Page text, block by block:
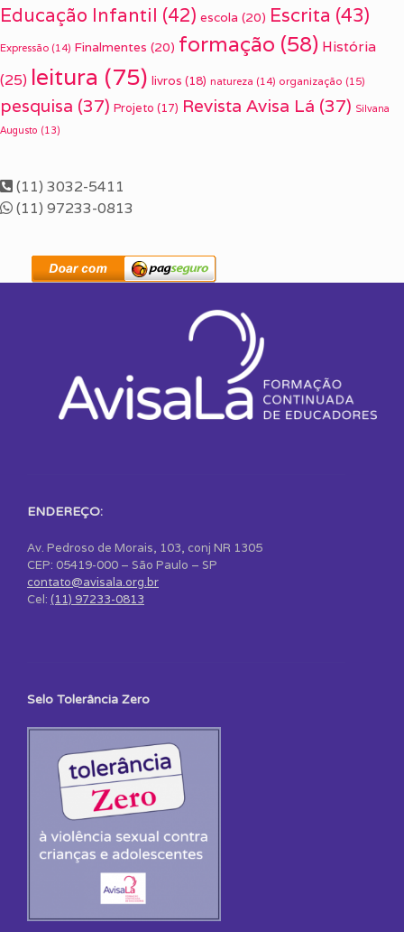
Educação Infantil (42) escola (20) Escrita (43)
Expressão (14) Finalmentes (20) formação (58) História
(25) leitura (75) livros (18) natureza (14) organização (15)
pesquisa (37) Projeto (17) Revista Avisa Lá (37) Silvana
Augusto (13)
(11) 3032-5411
(11) 97233-0813
ENDEREÇO:
Av. Pedroso de Morais, 103, conj NR 1305
CEP: 05419-000 – São Paulo – SP
contato@avisala.org.br
Cel: (11) 97233-0813
Selo Tolerância Zero